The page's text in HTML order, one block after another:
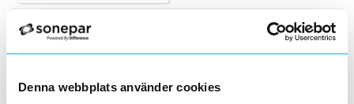
Denna webbplats använder cookies
Filter 7 st
ST Lägg i kundvagn
ELMÄTARE 1-F 6A ST M-BUS